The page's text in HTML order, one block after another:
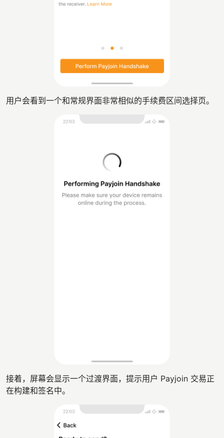
用户会看到一个和常规界面非常相似的手续费区间选择页。
接着，屏幕会显示一个过渡界面，提示用户 Payjoin 交易正
在构建和签名中。